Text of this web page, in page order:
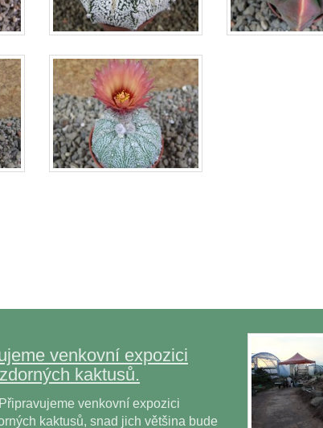
venkovní expozici
kaktusů.
venkovní expozici
kaktusů, snad jich většina bude